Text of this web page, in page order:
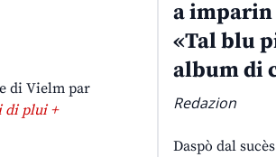
di Vielm par
di plui +
a imparin
«Tal blu
album di
Redazion
Daspò dal